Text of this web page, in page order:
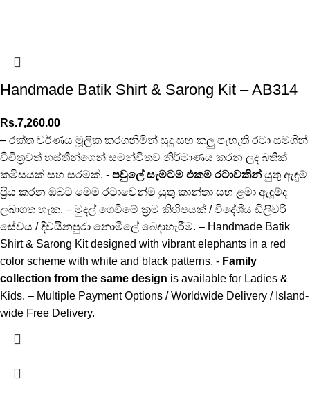
Handmade Batik Shirt & Sarong Kit – AB314
Rs.7,260.00
– රක්ත වර්ණය මූලික කරගනිමින් සුදු සහ කලු පැහැති රටා සමගින්
විචිත්‍රවත් හස්තීන්ගෙන් සමන්විතව නිර්මාණය කරන ලද බතික්
කමිසයක් සහ සරමක්. - පවුලේ සැමටම එකම රටාවකින් යුතු ඇඳුම්
ප්‍රිය කරන ඔබට මෙම රටාවෙන්ම යුතු කාන්තා සහ ළමා ඇඳුම්ද
ලබාගත හැක. – මුදල් ගෙවීමේ ක්‍රම කිහිපයක් / විදේශීය ඩිලිවරි
සේවය / දිවයිනපුරා නොමිලේ බෙදාහැරීම. – Handmade Batik
Shirt & Sarong Kit designed with vibrant elephants in a red
color scheme with white and black patterns. - Family
collection from the same design is available for Ladies &
Kids. – Multiple Payment Options / Worldwide Delivery / Island-
wide Free Delivery.